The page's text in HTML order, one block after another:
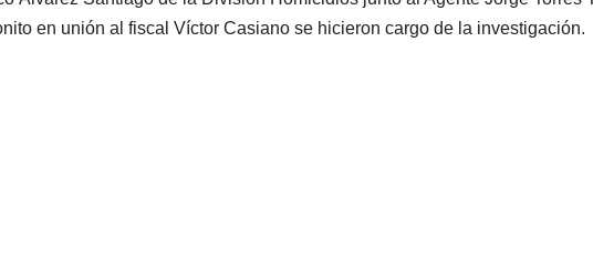
en unión al fiscal Víctor Casiano se hicieron cargo de la